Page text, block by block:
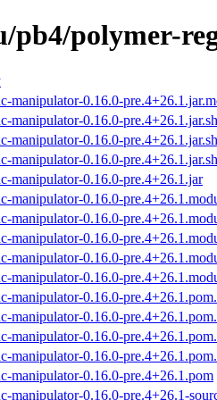
pb4/polymer-
manipulator-0.16.0-
manipulator-0.16.0-
manipulator-0.16.0-
manipulator-0.16.0-
manipulator-0.16.0-pre.4+26.1.jar
manipulator-0.16.0-
manipulator-0.16.0-
manipulator-0.16.0-
manipulator-0.16.0-
manipulator-0.16.0-
manipulator-0.16.0-
manipulator-0.16.0-
manipulator-0.16.0-
manipulator-0.16.0-
manipulator-0.16.0-pre.4+26.1.pom
manipulator-0.16.0-pre.4+26.1-